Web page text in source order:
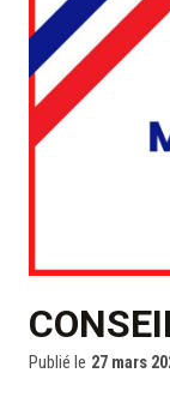
Publié le 27 mars